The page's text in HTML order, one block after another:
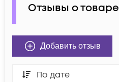
Отзывы о товаре
Добавить отзыв
По дате